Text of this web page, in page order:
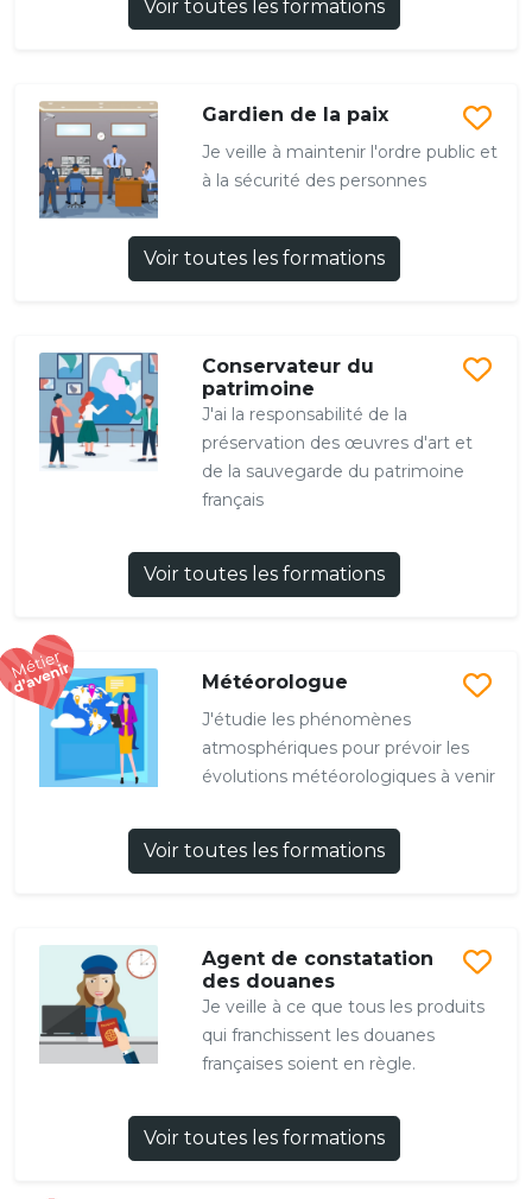
Voir toutes les formations
Gardien de la paix
Je veille à maintenir l'ordre public et
à la sécurité des personnes
Voir toutes les formations
Conservateur du
patrimoine
J'ai la responsabilité de la
préservation des œuvres d'art et
de la sauvegarde du patrimoine
français
Voir toutes les formations
Météorologue
J'étudie les phénomènes
atmosphériques pour prévoir les
évolutions météorologiques à venir
Voir toutes les formations
Agent de constatation
des douanes
Je veille à ce que tous les produits
qui franchissent les douanes
françaises soient en règle.
Voir toutes les formations